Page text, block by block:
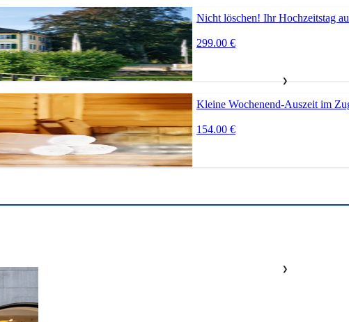
Nicht löschen! Ihr Hochzeitstag
299.00 €
Kleine Wochenend-Auszeit im
154.00 €
❯
❯